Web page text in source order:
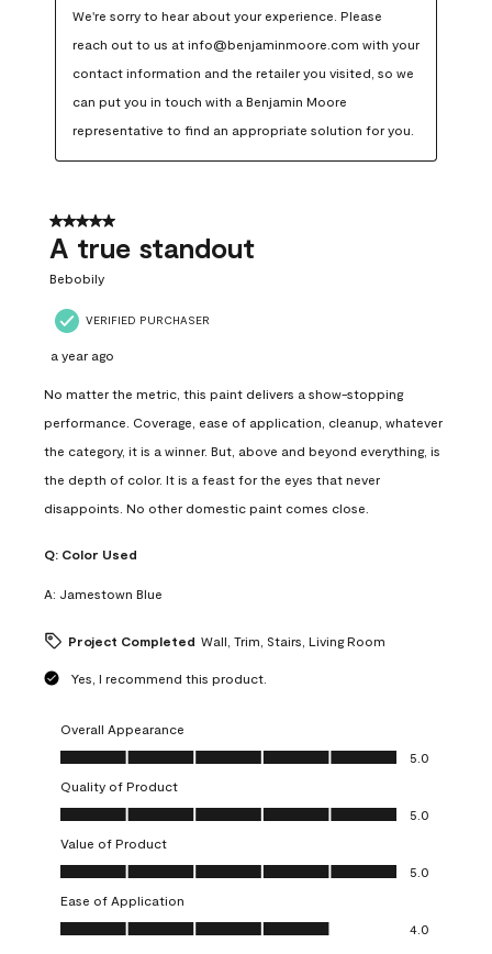
We're sorry to hear about your experience. Please
reach out to us at info@benjaminmoore.com with your
contact information and the retailer you visited, so we
can put you in touch with a Benjamin Moore
representative to find an appropriate solution for you.
5 out of 5 stars.
A true standout
Bebobily
VERIFIED PURCHASER
a year ago
No matter the metric, this paint delivers a show-stopping
performance. Coverage, ease of application, cleanup, whatever
the category, it is a winner. But, above and beyond everything, is
the depth of color. It is a feast for the eyes that never
disappoints. No other domestic paint comes close.
Q: Color Used
A: Jamestown Blue
Project Completed Wall, Trim, Stairs, Living Room
Yes, I recommend this product.
Overall Appearance
Overall Appearance, 5.0 out of 5
5.0
Quality of Product
Quality of Product, 5.0 out of 5
5.0
Value of Product
Value of Product, 5.0 out of 5
5.0
Ease of Application
Ease of Application, 4.0 out of 5
4.0